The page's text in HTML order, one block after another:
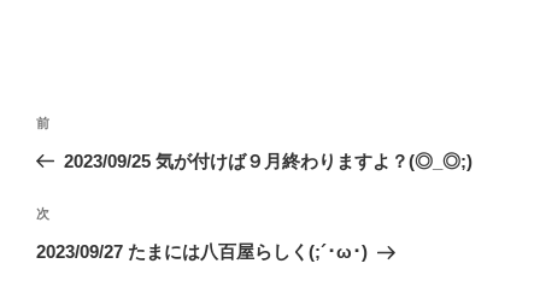
投
ビ
ゲ
前
の
稿
前
2023/09/25 気が付けば９月終わりますよ？(◎_◎;)
次
の
次
2023/09/27 たまには八百屋らしく(;´･ω･)